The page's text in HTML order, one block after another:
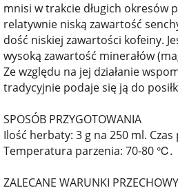
mnisi w trakcie długich okresów
relatywnie niską zawartość
dość niskiej zawartości kofeiny.
wysoką zawartość minerałów
Ze względu na jej działanie
tradycyjnie podaje się ją do
SPOSÓB PRZYGOTOWANIA
Ilość herbaty: 3 g na 250 ml.
Temperatura parzenia: 70-80 ℃.
ZALECANE WARUNKI